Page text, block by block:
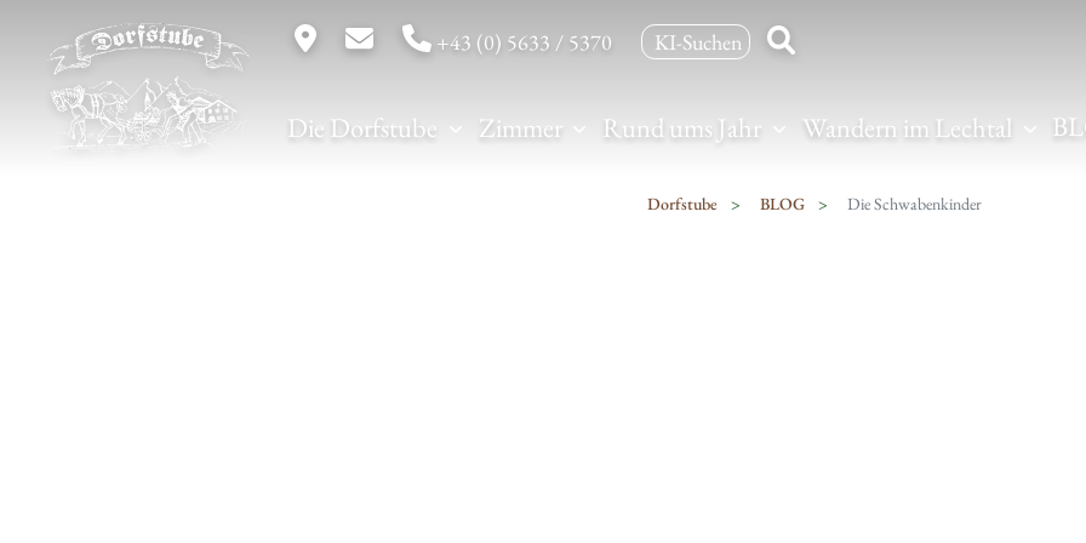
+43 (0) 5633 / 5370
Die Dorfstube Zimmer Rund ums Jahr Wandern im Lechtal
Dorfstube BLOG Die Schwabenkinder